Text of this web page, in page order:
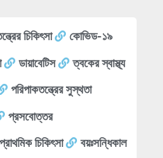
চিকিৎসা
কোভিড-১৯
ডায়াবেটিস
ত্বকের স্বাস্থ্য
পরিপাকতন্ত্রের সুস্থতা
প্রসবোত্তর
প্রাথমিক চিকিৎসা
বয়ঃসন্ধিকাল